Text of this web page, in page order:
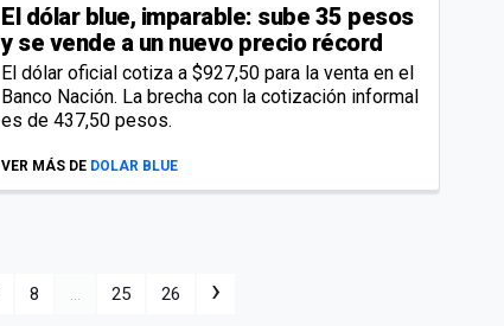
El dólar blue, imparable: sube 35 pesos
y se vende a un nuevo precio récord
El dólar oficial cotiza a $927,50 para la venta en el
Banco Nación. La brecha con la cotización informal
es de 437,50 pesos.
VER MÁS DE DOLAR BLUE
8 ... 25 26 ›